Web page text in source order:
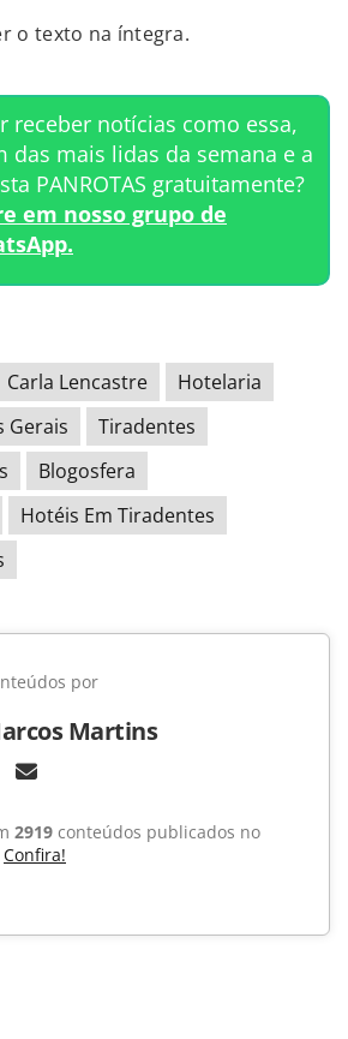
o texto na íntegra.
receber notícias como essa,
das mais lidas da semana e a
PANROTAS gratuitamente?
em nosso grupo de
Carla Lencastre
Hotelaria
Gerais
Tiradentes
Blogosfera
Hotéis Em Tiradentes
por
Martins
2919 conteúdos publicados no
Confira!